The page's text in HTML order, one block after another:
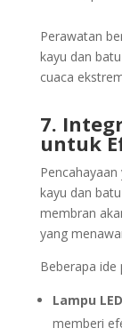
Perawatan
kayu dan
cuaca
7.
untuk
kayu dan
membran
yang
Beberapa ide
Lampu
memberi